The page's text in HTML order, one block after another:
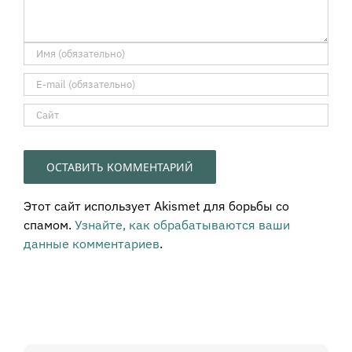
Этот сайт использует Akismet для борьбы со
спамом. Узнайте, как обрабатываются ваши
данные комментариев.